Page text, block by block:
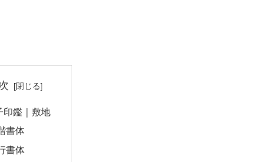
印鑑｜敷地
書体
書体